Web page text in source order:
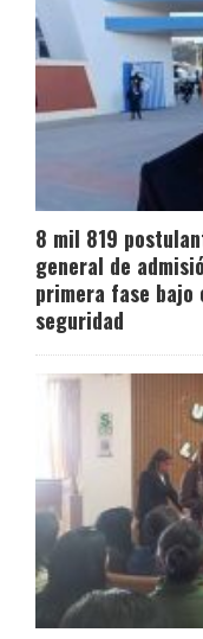
8 mil 819
general de
primera fase
seguridad